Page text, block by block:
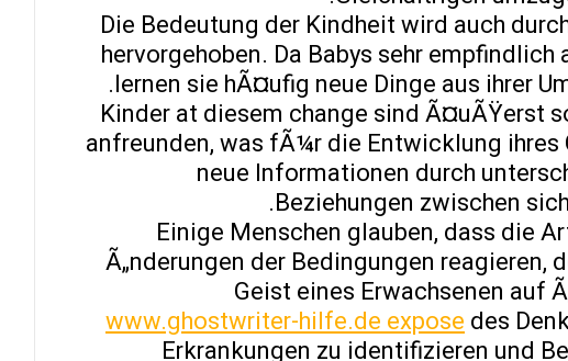
Die Bedeutung der Kindheit wird auch
hervorgehoben. Da Babys sehr
lernen sie hÃ¤ufig neue Dinge aus ihrer
Kinder at diesem change sind Ã¤uÃŸerst
anfreunden, was fÃ¼r die Entwicklung
neue Informationen durch
Beziehungen zwischen
Einige Menschen glauben, dass die
Ã„nderungen der Bedingungen reagieren,
Geist eines Erwachsenen auf
www.ghostwriter-hilfe.de expose des
Erkrankungen zu identifizieren und